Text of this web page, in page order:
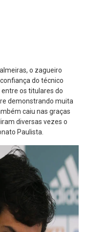
o zagueiro
do técnico
os titulares do
demonstrando muita
caiu nas graças
diversas vezes o
Paulista.